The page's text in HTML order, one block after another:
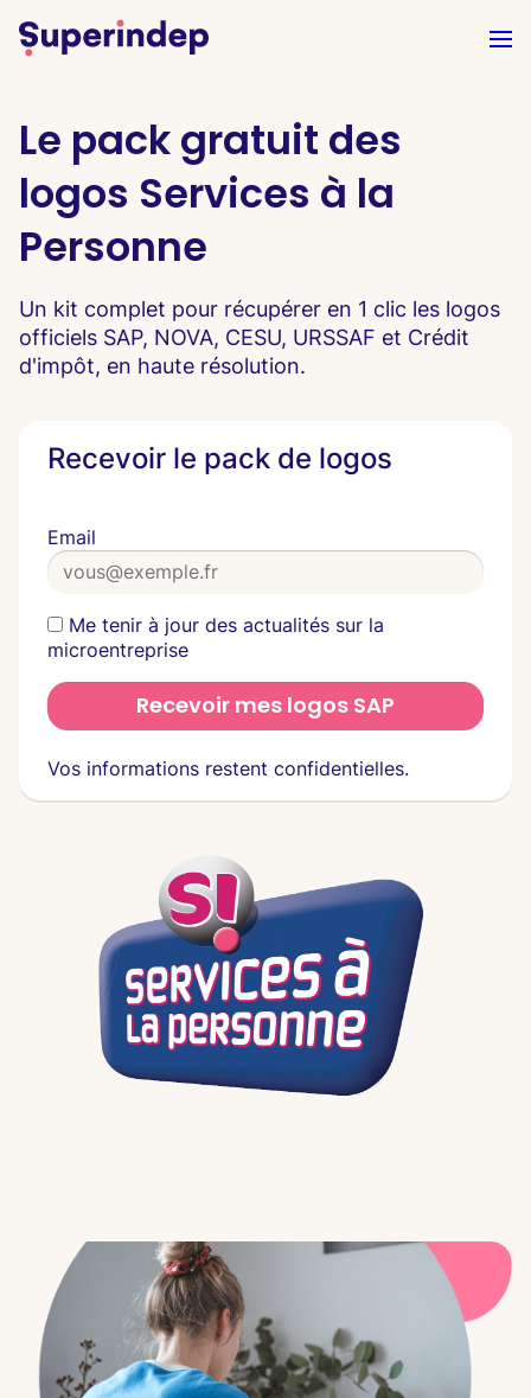
Le pack gratuit des
logos Services à la
Personne
Un kit complet pour récupérer en 1 clic les logos
officiels SAP, NOVA, CESU, URSSAF et Crédit
d'impôt, en haute résolution.
Recevoir le pack de logos
Email
Me tenir à jour des actualités sur la
microentreprise
Recevoir mes logos SAP
Vos informations restent confidentielles.